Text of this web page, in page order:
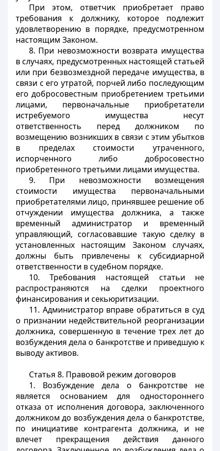
При этом, ответчик приобретает право
требования к должнику, которое подлежит
удовлетворению в порядке, предусмотренном
настоящим Законом.
8. При невозможности возврата имущества
в случаях, предусмотренных настоящей статьей
или при безвозмездной передаче имущества, в
связи с его утратой, порчей либо последующим
его добросовестным приобретением третьими
лицами, первоначальные приобретатели
истребуемого имущества несут
ответственность перед должником по
возмещению возникших в связи с этим убытков
в пределах стоимости утраченного,
испорченного либо добросовестно
приобретенного третьими лицами имущества.
9. При невозможности возмещения
стоимости имущества первоначальными
приобретателями лицо, принявшее решение об
отчуждении имущества должника, а также
временный администратор и временный
управляющий, согласовавшие такую сделку в
установленных настоящим Законом случаях,
должны быть привлечены к субсидиарной
ответственности в судебном порядке.
10. Требования настоящей статьи не
распространяются на сделки проектного
финансирования и секьюритизации.
11. Администратор вправе обратиться в суд
о признании недействительной реорганизации
должника, совершенную в течение трех лет до
возбуждения дела о банкротстве и приведшую к
выводу активов.
Статья 8. Правовой режим договоров
1. Возбуждение дела о банкротстве не
является основанием для одностороннего
отказа от исполнения договора, заключенного
должником до возбуждения дела о банкротстве,
по инициативе контрагента должника, и не
влечет прекращения действия данного